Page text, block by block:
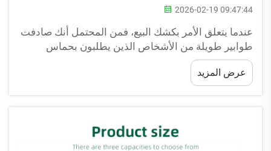
2026-02-19 09:47:44
عندما يتعلق الأمر بكشك البيع، فمن المحتمل أنك صادفت
طوابير طويلة من الأشخاص الذين يطلبون بحماس
مشروبًا أو وجبة خفيفة. وأحد أهم العناصر التي تُبقي هذه
الطوابير متحركة؟ إن أكواب الورق بالجملة هذه تُعد لوازم
أساسية لكشك البيع. وهي...
عرض المزيد